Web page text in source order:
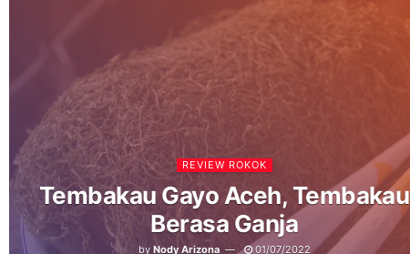
REVIEW ROKOK
Tembakau Gayo Aceh, Tembakau
Berasa Ganja
by Nody Arizona 01/07/2022